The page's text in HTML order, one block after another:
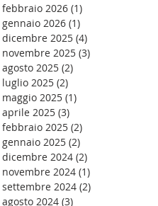
febbraio 2026 (1)
gennaio 2026 (1)
dicembre 2025 (4)
novembre 2025 (3)
agosto 2025 (2)
luglio 2025 (2)
maggio 2025 (1)
aprile 2025 (3)
febbraio 2025 (2)
gennaio 2025 (2)
dicembre 2024 (2)
novembre 2024 (1)
settembre 2024 (2)
agosto 2024 (3)